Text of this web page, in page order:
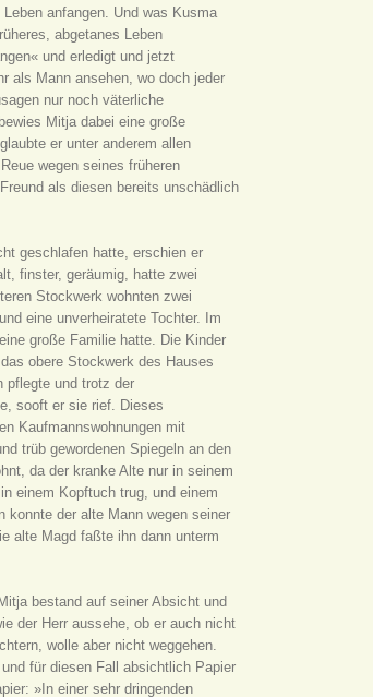
anfangen. Und was Kusma
abgetanes Leben
und erledigt und jetzt
als Mann ansehen, wo doch jeder
nur noch väterliche
Mitja dabei eine große
er unter anderem allen
wegen seines früheren
als diesen bereits unschädlich
geschlafen hatte, erschien er
finster, geräumig, hatte zwei
Stockwerk wohnten zwei
eine unverheiratete Tochter. Im
große Familie hatte. Die Kinder
obere Stockwerk des Hauses
pflegte und trotz der
sooft er sie rief. Dieses
Kaufmannswohnungen mit
trüb gewordenen Spiegeln an den
da der kranke Alte nur in seinem
einem Kopftuch trug, und einem
konnte der alte Mann wegen seiner
alte Magd faßte ihn dann unterm
bestand auf seiner Absicht und
der Herr aussehe, ob er auch nicht
wolle aber nicht weggehen.
für diesen Fall absichtlich Papier
»In einer sehr dringenden